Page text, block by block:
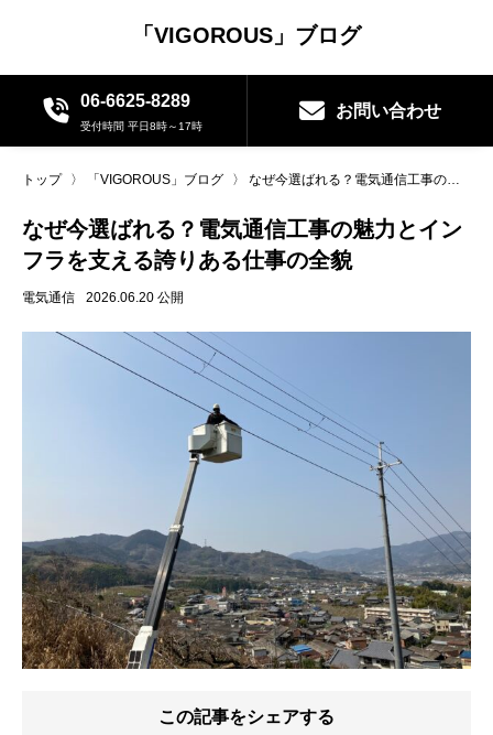
「VIGOROUS」ブログ
06-6625-8289
受付時間 平日8時～17時
お問い合わせ
トップ 〉 「VIGOROUS」ブログ 〉 なぜ今選ばれる？電気通信工事の魅力とインフラを支える誇りある仕事の全貌
なぜ今選ばれる？電気通信工事の魅力とイン
フラを支える誇りある仕事の全貌
電気通信 2026.06.20 公開
この記事をシェアする